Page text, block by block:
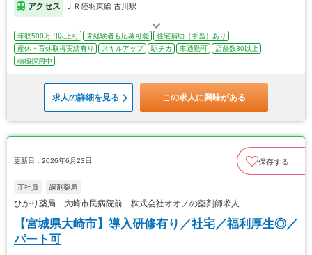
アクセス ＪＲ陸羽東線 古川駅
年収500万円以上可 未経験者も応募可能
住宅補助（手当）あり
産休・育休取得実績有り
スキルアップ 駅チカ 車通勤可
店舗数30以上
積極採用中
求人の詳細を見る この求人に興味がある
更新日：2026年6月23日 保存する
正社員 調剤薬局
ひかり薬局 大崎市民病院前 株式会社オオノの薬剤師求人
【宮城県大崎市】導入研修有り／社宅／福利厚生◎／
パート可